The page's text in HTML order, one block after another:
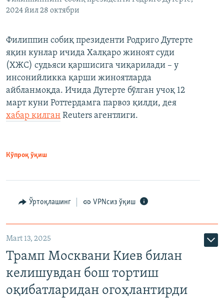
2024 йил 28 октябри
Филиппин собиқ президенти Родриго Дутерте
яқин кунлар ичида Халқаро жиноят суди
(ХЖС) судьяси қаршисига чиқарилади – у
инсонийликка қарши жиноятларда
айбланмоқда. Ичида Дутерте бўлган учоқ 12
март куни Роттердамга парвоз қилди, дея
хабар қилган Reuters агентлиги.
Кўпроқ ўқиш
Ўртоқлашинг VPNсиз ўқиш
Mart 13, 2025
Трамп Москвани Киев билан
келишувдан бош тортиш
оқибатларидан огоҳлантирди